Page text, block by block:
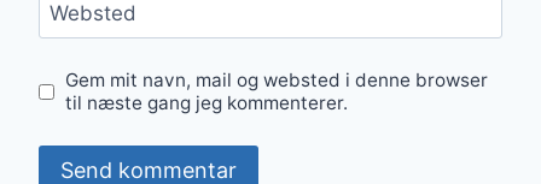
Websted
Gem mit navn, mail og websted i denne browser
til næste gang jeg kommenterer.